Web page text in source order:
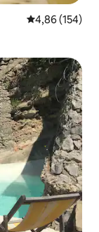
4,86 de uma
4,86 (154)